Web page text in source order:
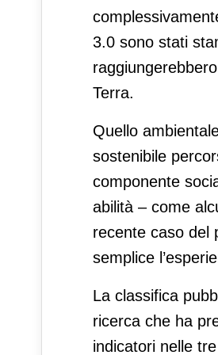
3.0 sono stati
Terra.
Quello
sostenibile
componente
abilità – come
recente caso del
semplice
La classifica
ricerca che ha
indicatori nelle